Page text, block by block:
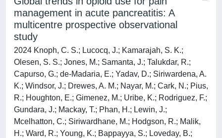
management in acute pancreatitis: A
multicentre prospective observational
study
2024 Knoph, C. S.; Lucocq, J.; Kamarajah, S. K.;
Olesen, S. S.; Jones, M.; Samanta, J.; Talukdar, R.;
Capurso, G.; de-Madaria, E.; Yadav, D.; Siriwardena, A.
K.; Windsor, J.; Drewes, A. M.; Nayar, M.; Cark, N.; Pius,
R.; Houghton, E.; Gimenez, M.; Uribe, K.; Rodriguez, F.;
Gundara, J.; Mackay, T.; Phan, H.; Lewin, J.;
Mcelhatton, C.; Siriwardhane, M.; Hodgson, R.; Malik,
H.; Ward, R.; Young, K.; Bappayya, S.; Loveday, B.;